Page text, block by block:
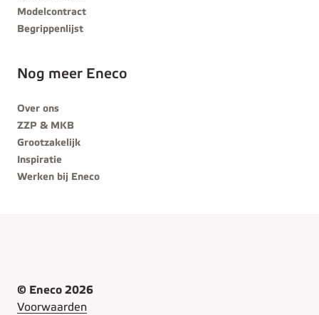
Modelcontract
Begrippenlijst
Nog meer Eneco
Over ons
ZZP & MKB
Grootzakelijk
Inspiratie
Werken bij Eneco
© Eneco 2026
Voorwaarden